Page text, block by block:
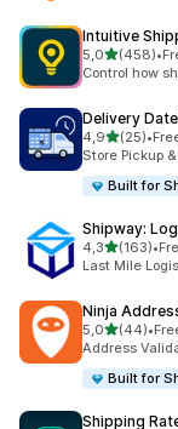
Intuitive
5,0de 5(458)
458 total de•
Control how
Delivery
4,9de 5(25)
25 total de•
Store Pickup
Built for
Shipway:
4,3de 5(163)
163 total de
•
Last Mile
Ninja
5,0de 5(44)
44 total de•
Address
Built for
Shipping